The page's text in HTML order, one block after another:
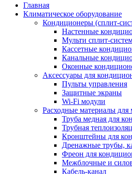
Главная
Климатическое оборудование
Кондиционеры (сплит-
Настенные
Мульти сплит-
Кассетные
Канальные
Оконные
Аксессуары для
Пульты управления
Защитные экраны
Wi-Fi модули
Расходные материалы
Труба медная для
Трубная
Кронштейны для
Дренажные трубы,
Фреон для
Межблочные и
Кабель-канал